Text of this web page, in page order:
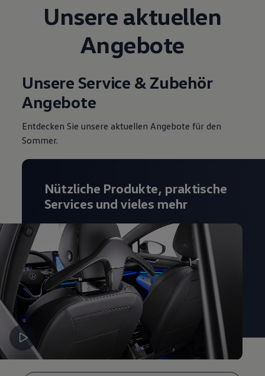
Handy und Fahrzeug verbinden
Updates für Software, Karten und Radio
Über Ihr Auto
Vorgängermodelle
Kundeninformationen
Warn- und Kontrollleuchten
Assistenzsysteme
Digitale Betriebsanleitung
Live Beratung
Magazin
Lifestyle
Pannen- und Unfallhilfe
Volkswagen Kundenbetreuung
Unsere aktuellen
Angebote
Unsere Service & Zubehör
Angebote
Entdecken Sie unsere aktuellen Angebote für den
Sommer.
Nützliche Produkte, praktische
Services und vieles mehr